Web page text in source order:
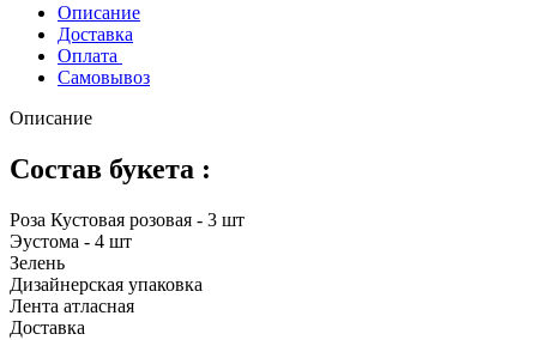
Описание
Доставка
Оплата
Самовывоз
Описание
Состав букета :
Роза Кустовая розовая - 3 шт
Эустома - 4 шт
Зелень
Дизайнерская упаковка
Лента атласная
Доставка